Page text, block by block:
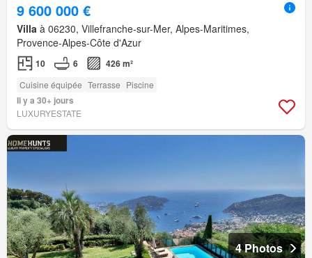
9 600 000 €
Villa à 06230, Villefranche-sur-Mer, Alpes-Maritimes,
Provence-Alpes-Côte d'Azur
10 6 426 m²
Cuisine équipée Terrasse Piscine
Il y a 30+ jours
LUXURYESTATE
4 Photos